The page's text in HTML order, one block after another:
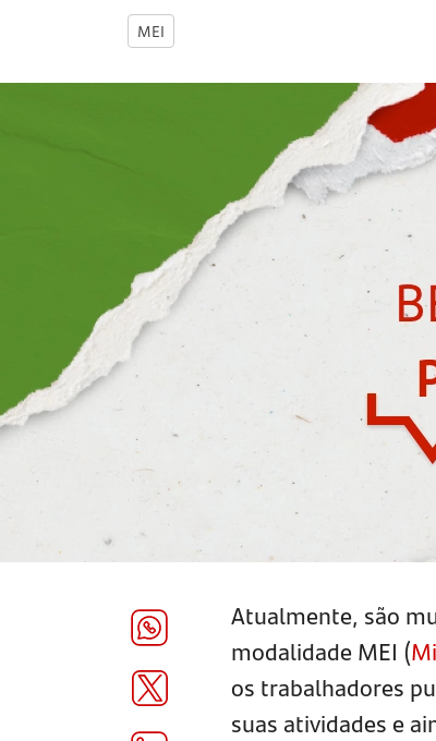
MEI
Atualmente, são
modalidade MEI (
os trabalhadores
suas atividades e